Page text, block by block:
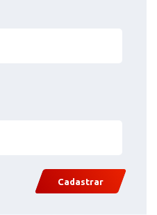
Cadastrar